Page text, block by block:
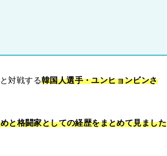
対戦する韓国人選手・ユンヒョンビンさ
と格闘家としての経歴をまとめて見ました